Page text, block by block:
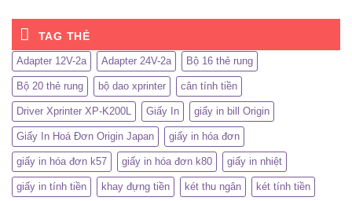
5 sao
TAG THẺ
Adapter 12V-2a Adapter 24V-2a Bộ 16 thẻ rung
Bộ 20 thẻ rung bộ dao xprinter cân tính tiền
Driver Xprinter XP-K200L Giấy In giấy in bill Origin
Giấy In Hoá Đơn Origin Japan giấy in hóa đơn
giấy in hóa đơn k57 giấy in hóa đơn k80 giấy in nhiệt
giấy in tính tiền khay đựng tiền két thu ngân két tính tiền